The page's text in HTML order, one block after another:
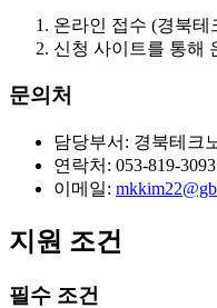
온라인 접수 (경북테
신청 사이트를 통해
문의처
담당부서: 경북테크
연락처: 053-819-3093
이메일:
지원 조건
필수 조건